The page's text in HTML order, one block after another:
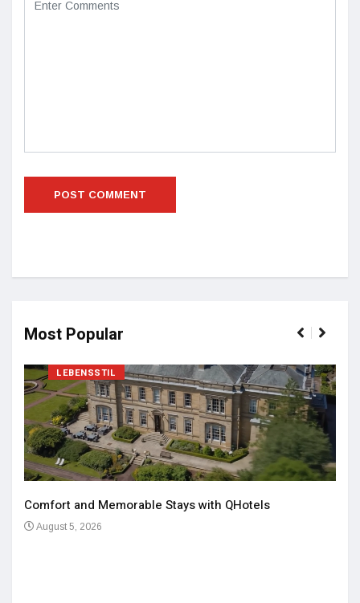
Most Popular
LEBENSSTIL
Comfort and Memorable Stays with QHotels
August 5, 2026